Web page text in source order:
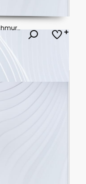
Morze Bałtyckie, widok z niebieskim bezchmurnym niebem, bez ludzi, Covid-19, pandemia